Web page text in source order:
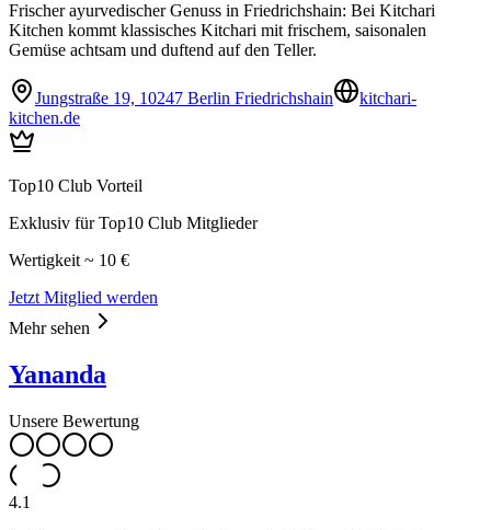
Frischer ayurvedischer Genuss in Friedrichshain: Bei Kitchari
Kitchen kommt klassisches Kitchari mit frischem, saisonalen
Gemüse achtsam und duftend auf den Teller.
Jungstraße 19, 10247 Berlin Friedrichshain
kitchari-
kitchen.de
Top10 Club Vorteil
Exklusiv für Top10 Club Mitglieder
Wertigkeit ~ 10 €
Jetzt Mitglied werden
Mehr sehen
Yananda
Unsere Bewertung
4.1